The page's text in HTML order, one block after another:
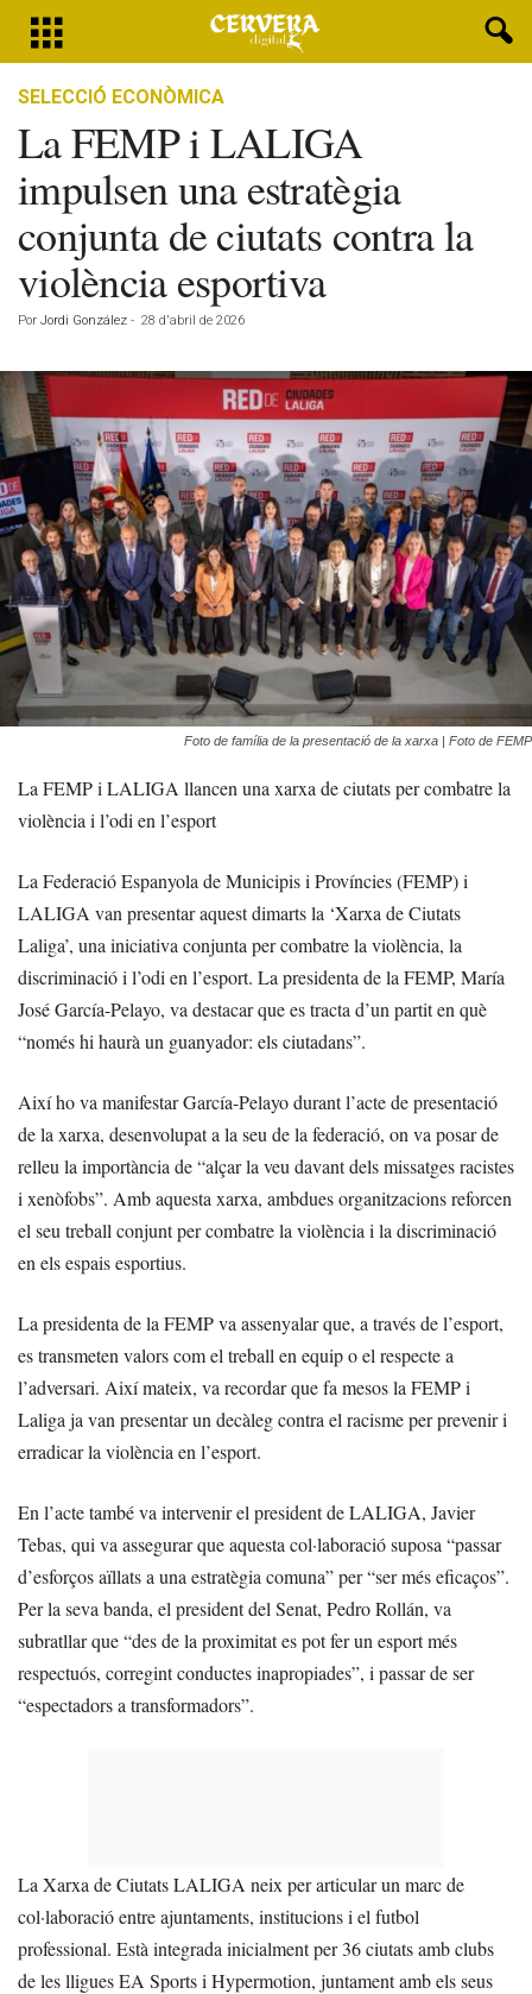
SELECCIÓ ECONÒMICA
La FEMP i LALIGA
impulsen una estratègia
conjunta de ciutats contra la
violència esportiva
Por Jordi González - 28 d'abril de 2026
Foto de família de la presentació de la xarxa | Foto de FEMP
La FEMP i LALIGA llancen una xarxa de ciutats per combatre la
violència i l’odi en l’esport
La Federació Espanyola de Municipis i Províncies (FEMP) i
LALIGA van presentar aquest dimarts la ‘Xarxa de Ciutats
Laliga’, una iniciativa conjunta per combatre la violència, la
discriminació i l’odi en l’esport. La presidenta de la FEMP, María
José García-Pelayo, va destacar que es tracta d’un partit en què
“només hi haurà un guanyador: els ciutadans”.
Així ho va manifestar García-Pelayo durant l’acte de presentació
de la xarxa, desenvolupat a la seu de la federació, on va posar de
relleu la importància de “alçar la veu davant dels missatges racistes
i xenòfobs”. Amb aquesta xarxa, ambdues organitzacions reforcen
el seu treball conjunt per combatre la violència i la discriminació
en els espais esportius.
La presidenta de la FEMP va assenyalar que, a través de l’esport,
es transmeten valors com el treball en equip o el respecte a
l’adversari. Així mateix, va recordar que fa mesos la FEMP i
Laliga ja van presentar un decàleg contra el racisme per prevenir i
erradicar la violència en l’esport.
En l’acte també va intervenir el president de LALIGA, Javier
Tebas, qui va assegurar que aquesta col·laboració suposa “passar
d’esforços aïllats a una estratègia comuna” per “ser més eficaços”.
Per la seva banda, el president del Senat, Pedro Rollán, va
subratllar que “des de la proximitat es pot fer un esport més
respectuós, corregint conductes inapropiades”, i passar de ser
“espectadors a transformadors”.
La Xarxa de Ciutats LALIGA neix per articular un marc de
col·laboració entre ajuntaments, institucions i el futbol
professional. Està integrada inicialment per 36 ciutats amb clubs
de les lligues EA Sports i Hypermotion, juntament amb els seus